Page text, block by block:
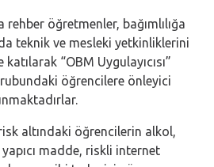
rehber öğretmenler, bağımlılığa
teknik ve mesleki yetkinliklerini
katılarak “OBM Uygulayıcısı”
öğrencilere önleyici
altındaki öğrencilerin alkol,
yapıcı madde, riskli internet